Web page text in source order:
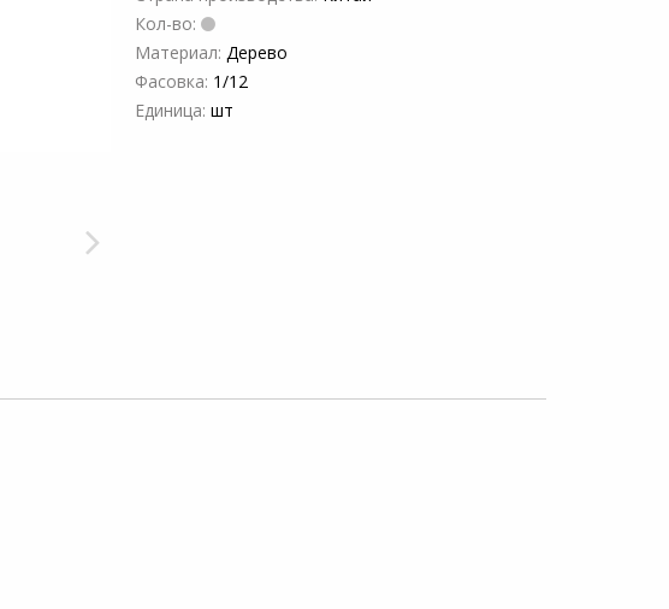
Кол-во:
Материал: Дерево
Фасовка: 1/12
Единица: шт